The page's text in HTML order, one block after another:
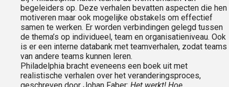
begeleiders op. Deze verhalen bevatten aspecten die hen
motiveren maar ook mogelijke obstakels om effectief
samen te werken. Er worden verbindingen gelegd tussen
de thema’s op individueel, team en organisatieniveau. Ook
is er een interne databank met teamverhalen, zodat teams
van andere teams kunnen leren.
Philadelphia bracht eveneens een boek uit met
realistische verhalen over het veranderingsproces,